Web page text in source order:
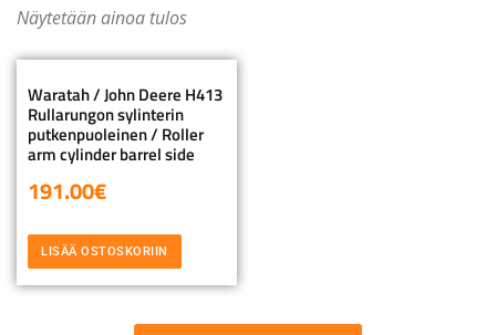
Näytetään ainoa tulos
Waratah / John Deere H413
Rullarungon sylinterin
putkenpuoleinen / Roller
arm cylinder barrel side
191.00€
LISÄÄ OSTOSKORIIN